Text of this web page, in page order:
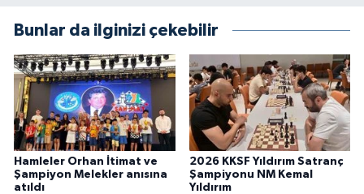
Bunlar da ilginizi çekebilir
Hamleler Orhan İtimat ve
Şampiyon Melekler anısına
atıldı
2026 KKSF Yıldırım Satranç
Şampiyonu NM Kemal
Yıldırım